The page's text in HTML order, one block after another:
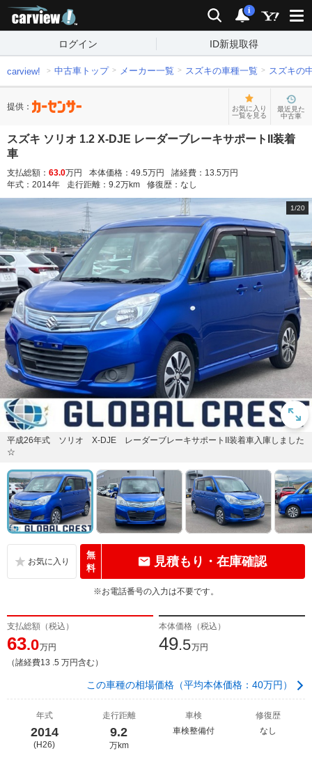
検索 通知
i
ログイン ID新規取得
carview! 中古車トップ メーカー一覧 スズキの車種一覧 スズキの
提供：
お気に入り
一覧を見る
最近見た
中古車
スズキ ソリオ 1.2 X-DJE レーダーブレーキサポートII装着
車
支払総額： 63.0万円 本体価格： 49.5万円 諸経費： 13.5万円
年式： 2014年 走行距離： 9.2万km 修復歴： なし
1/20
平成26年式 ソリオ X-DJE レーダーブレーキサポートII装着車入庫しました
☆
無
料
見積もり・在庫確認
※お電話番号の入力は不要です。
支払総額（税込）
63.0万円
（諸経費13 .5 万円含む）
本体価格（税込）
49.5万円
この車種の相場価格（平均本体価格：40万円）
年式
2014
(H26)
走行距離
9.2
万km
車検
車検整備付
修復歴
なし